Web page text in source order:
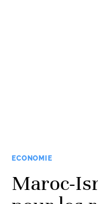
ECONOMIE
Maroc-